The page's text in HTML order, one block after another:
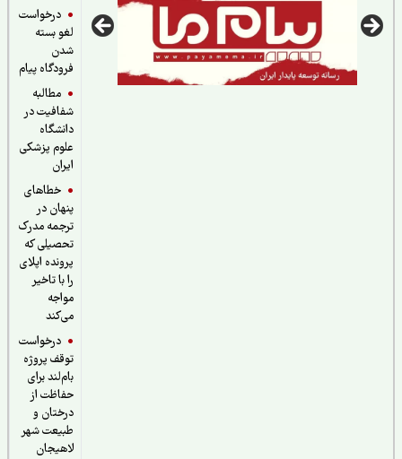
درخواست
لغو بسته
فرودگاه پیام
مطالبه
شفافیت در
دانشگاه
علوم پزشکی
خطاهای
پنهان در
ترجمه مدرک
تحصیلی که
پرونده اپلای
را با تاخیر
درخواست
توقف پروژه
بام‌لند برای
حفاظت از
درختان و
طبیعت شهر
لاهیجان